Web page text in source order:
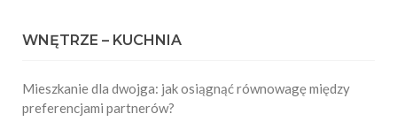
WNĘTRZE – KUCHNIA
Mieszkanie dla dwojga: jak osiągnąć równowagę między
preferencjami partnerów?